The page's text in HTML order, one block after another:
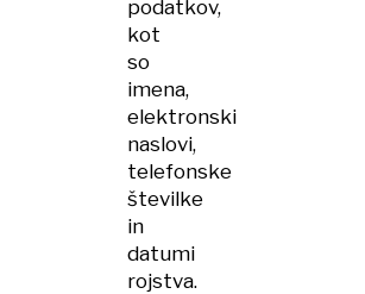
podatkov,
kot
so
imena,
elektronski
naslovi,
telefonske
številke
in
datumi
rojstva.